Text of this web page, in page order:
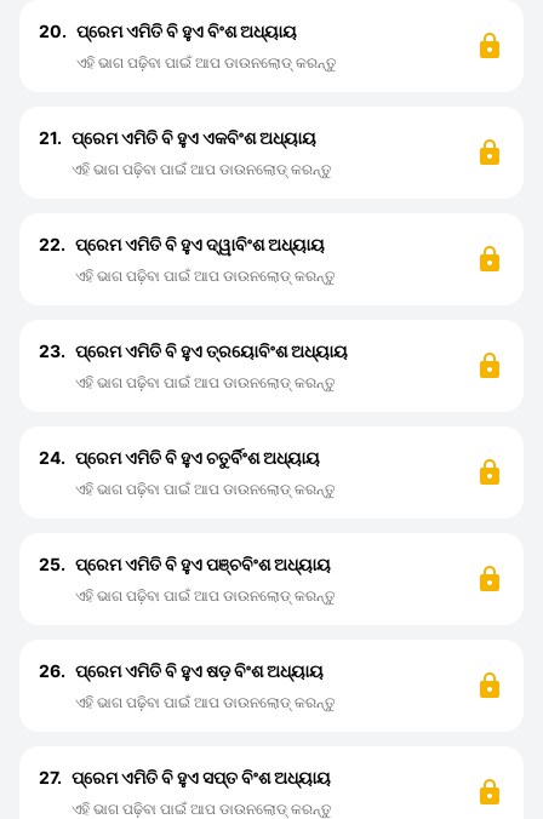
20. ପ୍ରେମ ଏମିତି ବି ହୁଏ ବିଂଶ ଅଧ୍ୟାୟ
ଏହି ଭାଗ ପଢ଼ିବା ପାଇଁ ଆପ ଡାଉନଲୋଡ୍ କରନ୍ତୁ
21. ପ୍ରେମ ଏମିତି ବି ହୁଏ ଏକବିଂଶ ଅଧ୍ୟାୟ
ଏହି ଭାଗ ପଢ଼ିବା ପାଇଁ ଆପ ଡାଉନଲୋଡ୍ କରନ୍ତୁ
22. ପ୍ରେମ ଏମିତି ବି ହୁଏ ଦ୍ୱାବିଂଶ ଅଧ୍ୟାୟ
ଏହି ଭାଗ ପଢ଼ିବା ପାଇଁ ଆପ ଡାଉନଲୋଡ୍ କରନ୍ତୁ
23. ପ୍ରେମ ଏମିତି ବି ହୁଏ ତ୍ରୟୋବିଂଶ ଅଧ୍ୟାୟ
ଏହି ଭାଗ ପଢ଼ିବା ପାଇଁ ଆପ ଡାଉନଲୋଡ୍ କରନ୍ତୁ
24. ପ୍ରେମ ଏମିତି ବି ହୁଏ ଚତୁର୍ବିଂଶ ଅଧ୍ୟାୟ
ଏହି ଭାଗ ପଢ଼ିବା ପାଇଁ ଆପ ଡାଉନଲୋଡ୍ କରନ୍ତୁ
25. ପ୍ରେମ ଏମିତି ବି ହୁଏ ପଞ୍ଚବିଂଶ ଅଧ୍ୟାୟ
ଏହି ଭାଗ ପଢ଼ିବା ପାଇଁ ଆପ ଡାଉନଲୋଡ୍ କରନ୍ତୁ
26. ପ୍ରେମ ଏମିତି ବି ହୁଏ ଷଡ଼ ବିଂଶ ଅଧ୍ୟାୟ
ଏହି ଭାଗ ପଢ଼ିବା ପାଇଁ ଆପ ଡାଉନଲୋଡ୍ କରନ୍ତୁ
27. ପ୍ରେମ ଏମିତି ବି ହୁଏ ସପ୍ତ ବିଂଶ ଅଧ୍ୟାୟ
ଏହି ଭାଗ ପଢ଼ିବା ପାଇଁ ଆପ ଡାଉନଲୋଡ୍ କରନ୍ତୁ